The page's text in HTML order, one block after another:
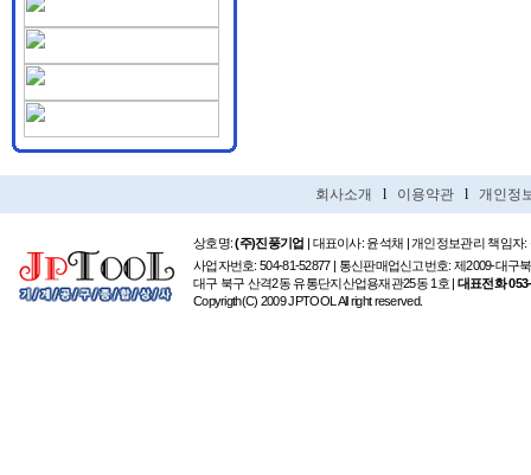
회사소개 l 이용약관 l 개인정
상호명:(주)진풍기업 | 대표이사: 윤석채 | 개인정보관리 책임자:
사업자번호: 504-81-52877 | 통신판매업신고번호: 제2009-대구
대구 북구 산격2동 유통단지산업용재관25동 1호 | 대표전화
Copyrigth(C) 2009 JPTOOL All right reserved.